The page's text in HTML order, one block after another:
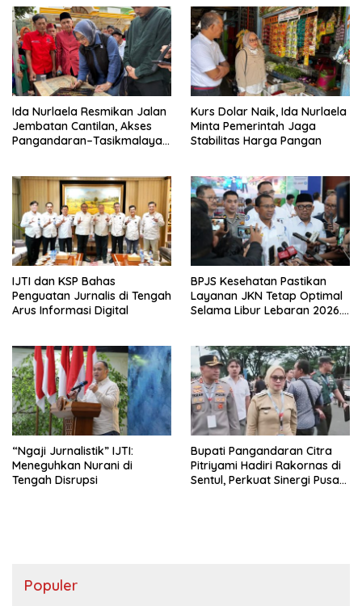
Ida Nurlaela Resmikan Jalan
Jembatan Cantilan, Akses
Pangandaran–Tasikmalaya
Kurs Dolar Naik, Ida Nurlaela
Minta Pemerintah Jaga
Stabilitas Harga Pangan
IJTI dan KSP Bahas
Penguatan Jurnalis di Tengah
Arus Informasi Digital
BPJS Kesehatan Pastikan
Layanan JKN Tetap Optimal
Selama Libur Lebaran 2026.
“Ngaji Jurnalistik” IJTI:
Meneguhkan Nurani di
Tengah Disrupsi
Bupati Pangandaran Citra
Pitriyami Hadiri Rakornas di
Sentul, Perkuat Sinergi Pusat
Populer